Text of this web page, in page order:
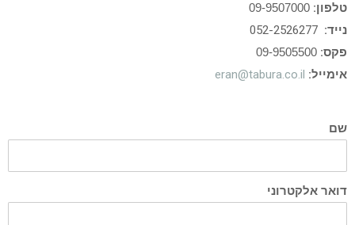
טלפון: 09-9507000
נייד: 052-2526277
פקס: 09-9505500
אימייל: eran@tabura.co.il
שם
דואר אלקטרוני